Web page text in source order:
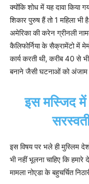
क्योंकि शोध में यह दावा किया
शिकार पुरुष हैं तो 1 महिला
अमेरिका की करेन ग्रीनली
कैलिफोर्निया के सैक्रामेंटो में
कार्य करती थी, करीब 40 से
बनाने जैसी घटनाओं को अंजाम
इस मस्जिद में
इस विषय पर भले ही
भी नहीं भूलना चाहिए कि
मामला नोएडा के बहुचर्चित